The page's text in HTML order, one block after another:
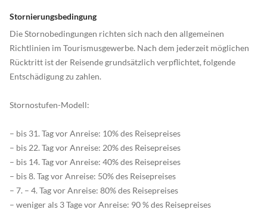
Stornierungsbedingung
Die Stornobedingungen richten sich nach den allgemeinen
Richtlinien im Tourismusgewerbe. Nach dem jederzeit möglichen
Rücktritt ist der Reisende grundsätzlich verpflichtet, folgende
Entschädigung zu zahlen.
Stornostufen-Modell:
– bis 31. Tag vor Anreise: 10% des Reisepreises
– bis 22. Tag vor Anreise: 20% des Reisepreises
– bis 14. Tag vor Anreise: 40% des Reisepreises
– bis 8. Tag vor Anreise: 50% des Reisepreises
– 7. – 4. Tag vor Anreise: 80% des Reisepreises
– weniger als 3 Tage vor Anreise: 90 % des Reisepreises